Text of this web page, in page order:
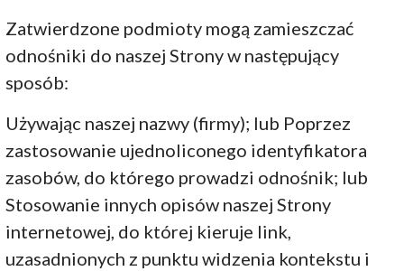
Zatwierdzone podmioty mogą zamieszczać
odnośniki do naszej Strony w następujący
sposób:
Używając naszej nazwy (firmy); lub Poprzez
zastosowanie ujednoliconego identyfikatora
zasobów, do którego prowadzi odnośnik; lub
Stosowanie innych opisów naszej Strony
internetowej, do której kieruje link,
uzasadnionych z punktu widzenia kontekstu i